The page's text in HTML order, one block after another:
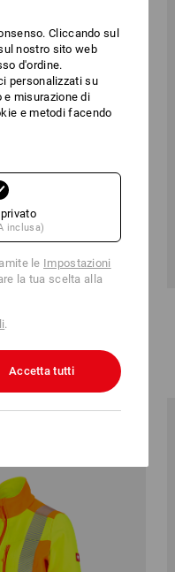
pezzi colori
Cliccando sul
nostro sito web
d'ordine.
personalizzati su
e misurazione di
e metodi facendo
inclusa)
le Impostazioni
la tua scelta alla
.
Accetta tutti